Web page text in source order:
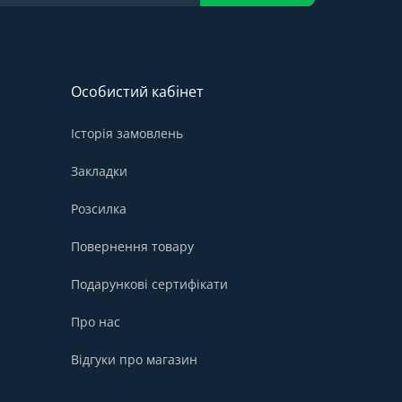
Особистий кабінет
Історія замовлень
Закладки
Розсилка
Повернення товару
Подарункові сертифікати
Про нас
Відгуки про магазин